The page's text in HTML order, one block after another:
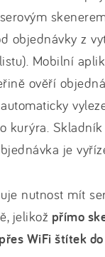
objednávky z
Mobilní
ověří
kurýra.
je
nutnost mít
jelikož přímo
WiFi štítek